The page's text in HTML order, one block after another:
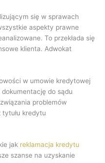
się w sprawach
aspekty prawne
To przekłada się
klienta. Adwokat
w umowie kredytowej
do sądu
problemów
kredytu
jak reklamacja kredytu
szanse na uzyskanie